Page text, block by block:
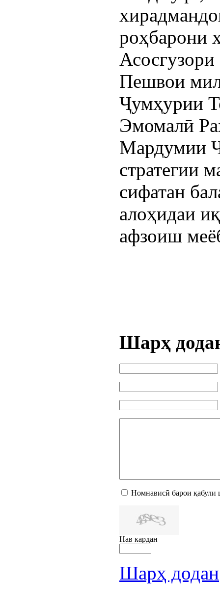
роҳбарони
Пешвои
Ҷумҳурии
Эмомалӣ
Мардумии
стратегии
сифатан
алоҳидаи
афзоиш
Шарҳ
Номнависӣ барои қабули
Нав кардан
Шарҳ додан